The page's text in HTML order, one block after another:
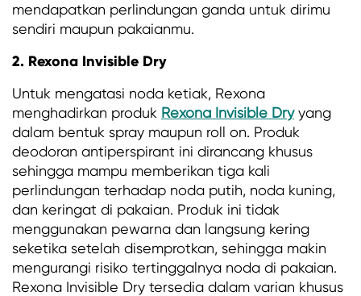
mendapatkan perlindungan ganda untuk dirimu
sendiri maupun pakaianmu.
2. Rexona Invisible Dry
Untuk mengatasi noda ketiak, Rexona
menghadirkan produk Rexona Invisible Dryyang
dalam bentuk spray maupun roll on. Produk
deodoran antiperspirant ini dirancang khusus
sehingga mampu memberikan tiga kali
perlindungan terhadap noda putih, noda kuning,
dan keringat di pakaian. Produk ini tidak
menggunakan pewarna dan langsung kering
seketika setelah disemprotkan, sehingga makin
mengurangi risiko tertinggalnya noda di pakaian.
Rexona Invisible Dry tersedia dalam varian khusus